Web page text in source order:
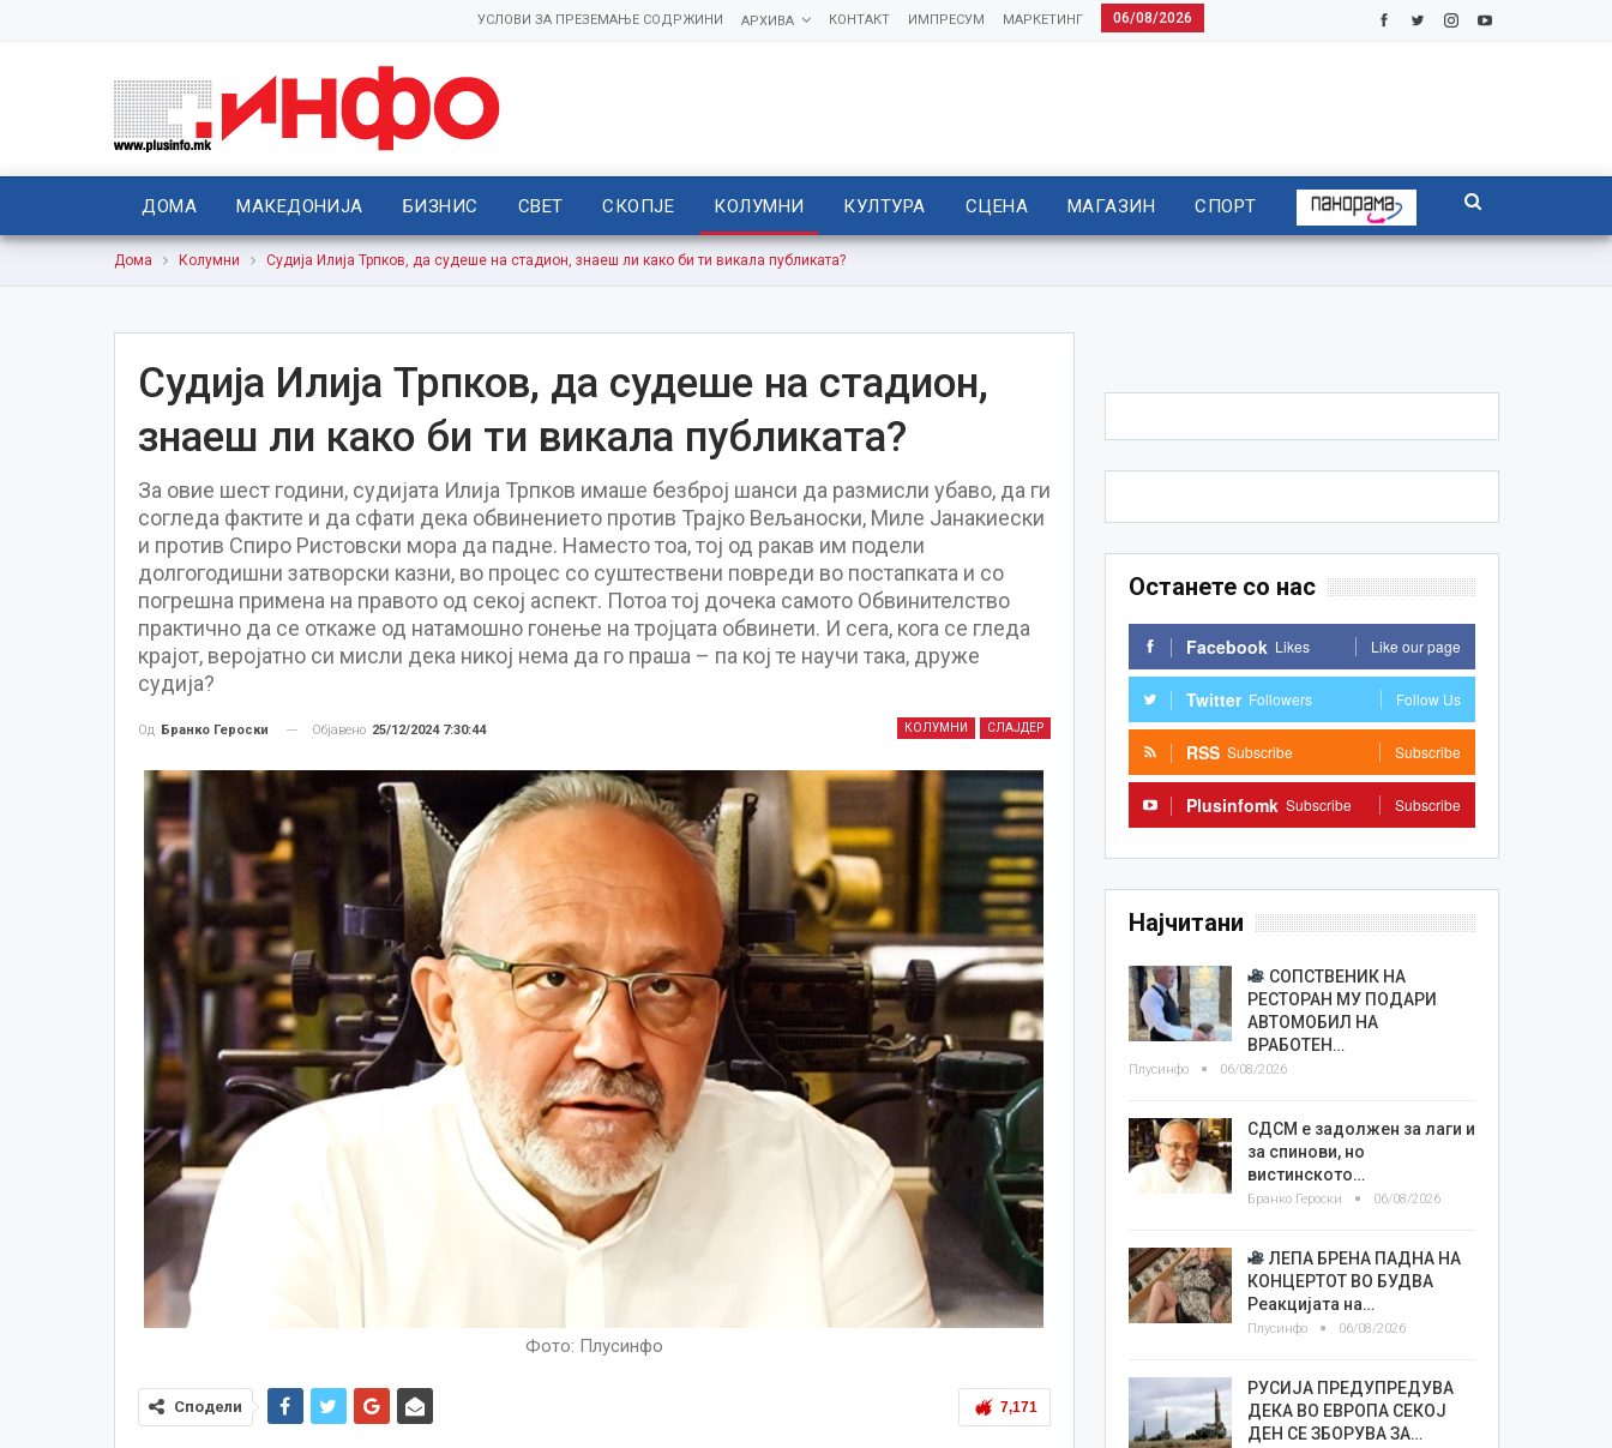
06/08/2026
МАРКЕТИНГ
ИМПРЕСУМ
КОНТАКТ
АРХИВА
УСЛОВИ ЗА ПРЕЗЕМАЊЕ СОДРЖИНИ
ДОМА МАКЕДОНИЈА БИЗНИС СВЕТ СКОПЈЕ КОЛУМНИ КУЛТУРА СЦЕНА МАГАЗИН СПОРТ
Дома Колумни Судија Илија Трпков, да судеше на стадион, знаеш ли како би ти викала публиката?
Судија Илија Трпков, да судеше на стадион,
знаеш ли како би ти викала публиката?
За овие шест години, судијата Илија Трпков имаше безброј шанси да размисли убаво, да ги
согледа фактите и да сфати дека обвинението против Трајко Вељаноски, Миле Јанакиески
и против Спиро Ристовски мора да падне. Наместо тоа, тој од ракав им подели
долгогодишни затворски казни, во процес со суштествени повреди во постапката и со
погрешна примена на правото од секој аспект. Потоа тој дочека самото Обвинителство
практично да се откаже од натамошно гонење на тројцата обвинети. И сега, кога се гледа
крајот, веројатно си мисли дека никој нема да го праша – па кој те научи така, друже
судија?
КОЛУМНИ СЛАЈДЕР
Од Бранко Героски Објавено 25/12/2024 7:30:44
Фото: Плусинфо
7,171
Сподели
Останете со нас
Facebook Likes Like our page
Twitter Followers Follow Us
RSS Subscribe Subscribe
Plusinfomk Subscribe Subscribe
Најчитани
СОПСТВЕНИК НА
РЕСТОРАН МУ ПОДАРИ
АВТОМОБИЛ НА
ВРАБОТЕН…
Плусинфо 06/08/2026
СДСМ е задолжен за лаги и
за спинови, но
вистинското…
Бранко Героски 06/08/2026
ЛЕПА БРЕНА ПАДНА НА
КОНЦЕРТОТ ВО БУДВА
Реакцијата на…
Плусинфо 06/08/2026
РУСИЈА ПРЕДУПРЕДУВА
ДЕКА ВО ЕВРОПА СЕКОЈ
ДЕН СЕ ЗБОРУВА ЗА…